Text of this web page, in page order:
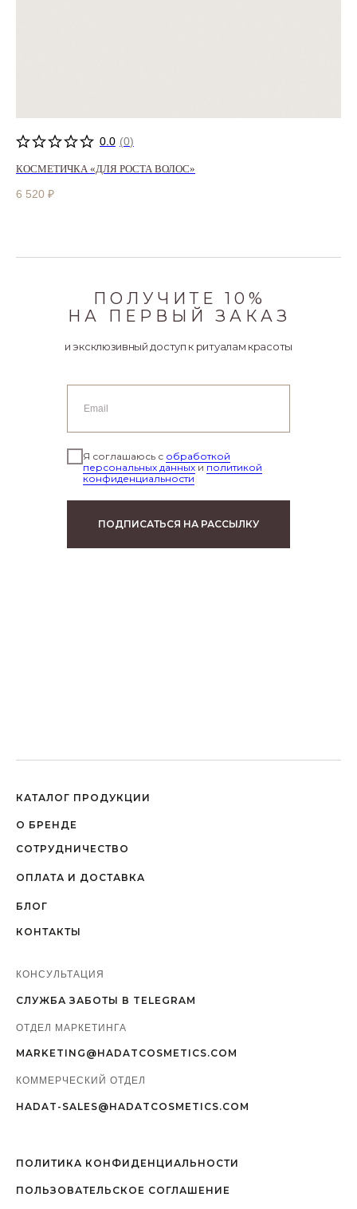
0.0 (0)
КОСМЕТИЧКА «ДЛЯ РОСТА ВОЛОС»
6 520 ₽
ПОЛУЧИТЕ 10%
НА ПЕРВЫЙ ЗАКАЗ
и эксклюзивный доступ к ритуалам красоты
Я соглашаюсь с обработкой
персональных данных и политикой
конфиденциальности
ПОДПИСАТЬСЯ НА РАССЫЛКУ
СОТРУДНИЧЕСТВО
О БРЕНДЕ
КАТАЛОГ ПРОДУКЦИИ
ПОЛИТИКА КОНФИДЕНЦИАЛЬНОСТИ
ПОЛЬЗОВАТЕЛЬСКОЕ СОГЛАШЕНИЕ
MARKETING@HADATCOSMETICS.COM
HADAT-SALES@HADATCOSMETICS.COM
СЛУЖБА ЗАБОТЫ В TELEGRAM
БЛОГ
КОНТАКТЫ
ОПЛАТА И ДОСТАВКА
КОНСУЛЬТАЦИЯ
ОТДЕЛ МАРКЕТИНГА
КОММЕРЧЕСКИЙ ОТДЕЛ